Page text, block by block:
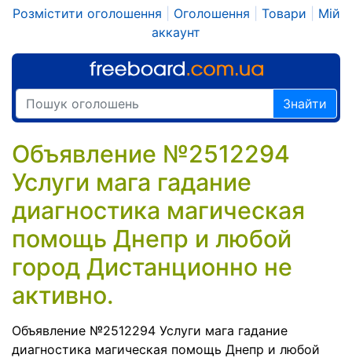
Розмістити оголошення Оголошення Товари
Мій
аккаунт
Знайти
Объявление №2512294
Услуги мага гадание
диагностика магическая
помощь Днепр и любой
город Дистанционно не
активно.
Объявление №2512294 Услуги мага гадание
диагностика магическая помощь Днепр и любой